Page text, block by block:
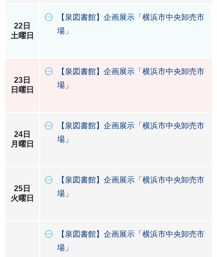
22日
土曜日
【泉図書館】企画展示「横浜市中央卸売市
場」
23日
日曜日
【泉図書館】企画展示「横浜市中央卸売市
場」
24日
月曜日
【泉図書館】企画展示「横浜市中央卸売市
場」
25日
火曜日
【泉図書館】企画展示「横浜市中央卸売市
場」
【泉図書館】企画展示「横浜市中央卸売市
場」